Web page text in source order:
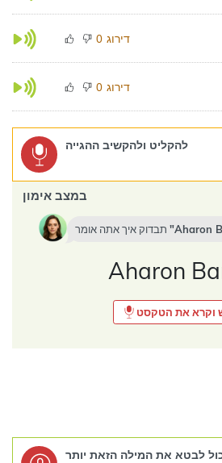
0 דירוג
0 דירוג
להקליט ולהקשיב ההגייה
במצב אימון
Aharon
Aharon
וקרא את הטקסט